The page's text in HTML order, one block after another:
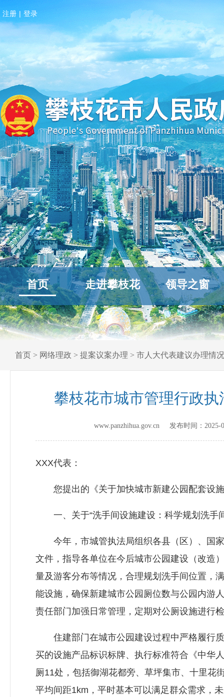
注册 | 登录
首页 走进攀枝花 领导之窗
首页 > 网络理政 > 提案议案办理 > 市人大代表建议办理情况
攀枝花市城市管理行政
www.panzhihua.gov.cn 发布时间： 2025-
XXX代表：
您提出的《关于加快城市新建公园配套设施
一、关于“洗手间设施建设：科学规划洗手
今年，市城管执法局组织各县（区）、国家
文件，指导各单位在今后城市公园建设（改造
量及游客分布等情况，合理规划洗手间位置，
能设施，确保新建城市公园厕位数与公园内游
责任部门加强日常管理，定期对公厕设施进行
住建部门在城市公园建设过程中严格履行质
买的设施产品标识标牌、执行标准符合《中华
厕11处，包括御湖花都旁、草坪集市、十里花
平均间距1km，平时基本可以满足群众需求，